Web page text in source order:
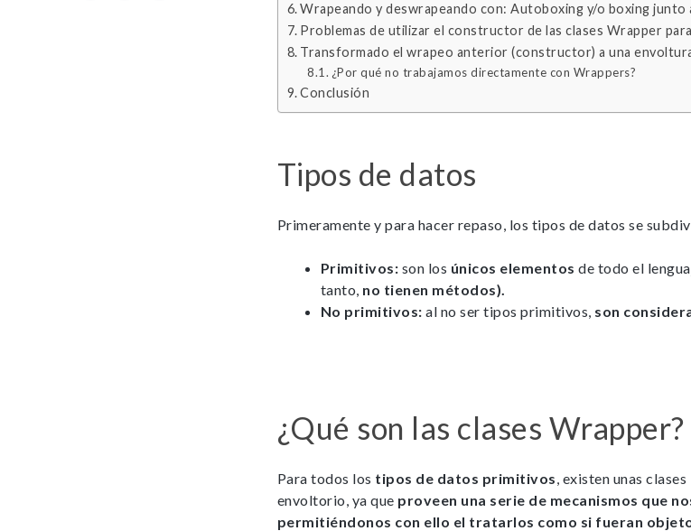
Wrapeando y deswrapeando con: Autoboxing y/o boxing junto
Problemas de utilizar el constructor de las clases Wrapper
Transformado el wrapeo anterior (constructor) a una
¿Por qué no trabajamos directamente con Wrappers?
Conclusión
Tipos de datos
Primeramente y para hacer repaso, los tipos de datos se
Primitivos: son los únicos elementos de todo el
tanto, no tienen métodos).
No primitivos:al no ser tipos primitivos, son
¿Qué son las clases Wrapper?
Para todos los tipos de datos primitivos, existen unas
envoltorio, ya que proveen una serie de mecanismos que
permitiéndonos con ello el tratarlos como si fueran
Para que